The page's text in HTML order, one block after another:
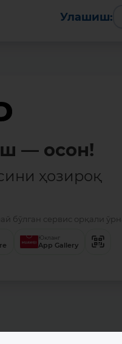
Улашиш:
— осон!
ҳозироқ
бўлган сервис орқали
Юкланг
App Gallery